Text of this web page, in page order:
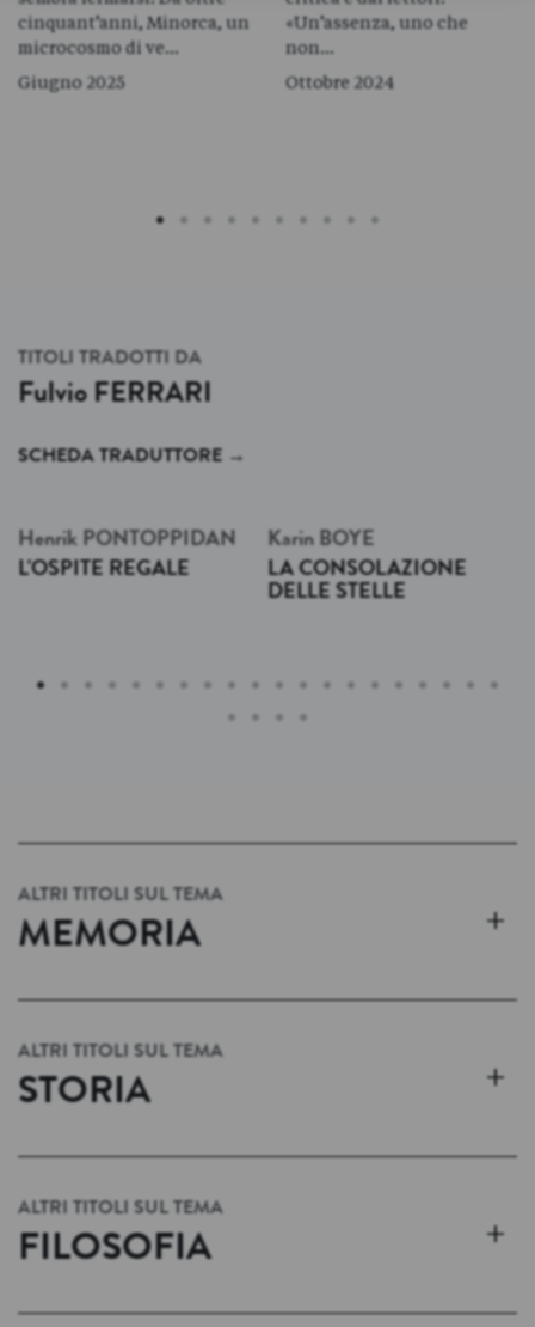
cinquant’anni, Minorca, un
microcosmo di ve…
Giugno 2025
«Un’assenza, uno che
non…
Ottobre 2024
TITOLI TRADOTTI DA
Fulvio FERRARI
SCHEDA TRADUTTORE →
Henrik PONTOPPIDAN
L'OSPITE REGALE
Karin BOYE
LA CONSOLAZIONE
DELLE STELLE
ALTRI TITOLI SUL TEMA
MEMORIA +
ALTRI TITOLI SUL TEMA
STORIA +
ALTRI TITOLI SUL TEMA
FILOSOFIA +